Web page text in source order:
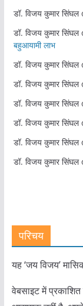
डॉ. विजय कुमार सिंघल
डॉ. विजय कुमार सिंघल
बहुआयामी लाभ
डॉ. विजय कुमार सिंघल
डॉ. विजय कुमार सिंघल
डॉ. विजय कुमार सिंघल
डॉ. विजय कुमार सिंघल
डॉ. विजय कुमार सिंघल
डॉ. विजय कुमार सिंघल
परिचय
यह ‘जय विजय’
वेबसाइट में